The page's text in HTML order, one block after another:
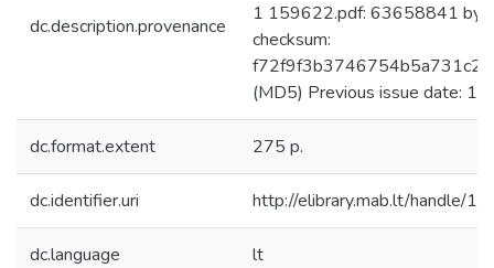
dc.description.provenance
1 159622.pdf: 63658841
checksum:
(MD5) Previous issue date:
dc.format.extent 275 p.
dc.identifier.uri http://elibrary.mab.lt/handle/1/
dc.language lt